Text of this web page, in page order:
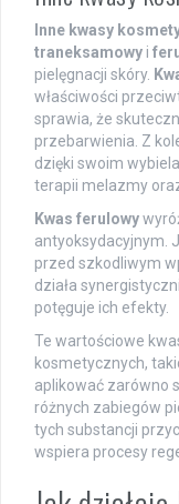
Inne kwasy
traneksamowy i
pielęgnacji skóry.
właściwości
sprawia, że
przebarwienia. Z
dzięki swoim
terapii melazmy
Kwas ferulowy
antyoksydacyjnym.
przed szkodliwym
działa
potęguje ich efekty.
Te wartościowe
kosmetycznych,
aplikować zarówno
różnych zabiegów
tych substancji
wspiera procesy